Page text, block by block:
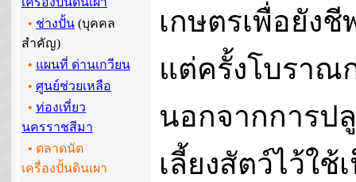
• ช่างปั้น (บุคคล
สำคัญ)
• แผนที่ ด่านเกวียน
• ศูนย์ช่วยเหลือ
• ท่องเที่ยว
นครราชสีมา
• ตลาดนัด
เครื่องปั้นดินเผา
เกษตรเพื่อยังชี
แต่ครั้งโบราณ
นอกจากการป
เลี้ยงสัตว์ไว้ใช้